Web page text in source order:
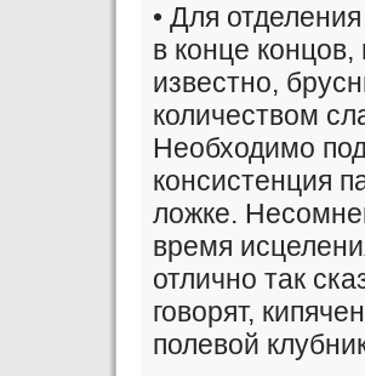
• Для
в конце концов,
известно,
количеством
Необходимо
консистенция
ложке.
время
отлично так
говорят,
полевой